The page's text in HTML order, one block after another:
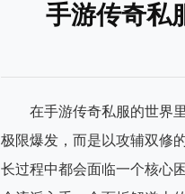
手游传奇私
在手游传奇私服的世界
极限爆发，而是以攻辅双修
长过程中都会面临一个核心